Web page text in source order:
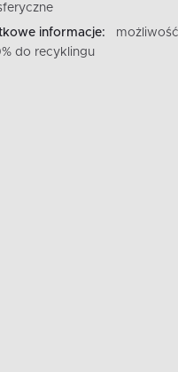
informacje:
do recyklingu